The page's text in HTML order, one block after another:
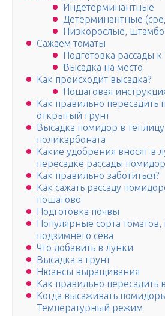
Индетерминантные
Детерминантные
Низкорослые,
Сажаем томаты
Подготовка рассады к
Высадка на место
Как происходит высадка?
Пошаговая
Как правильно пересадить
открытый грунт
Высадка помидор в
поликарбоната
Какие удобрения вносят в
пересадке рассады помидор
Как правильно заботиться?
Как сажать рассаду
пошагово
Подготовка почвы
Популярные сорта
подзимнего сева
Что добавить в лунки
Высадка в грунт
Нюансы выращивания
Как правильно пересадить
Когда высаживать
Температурный режим